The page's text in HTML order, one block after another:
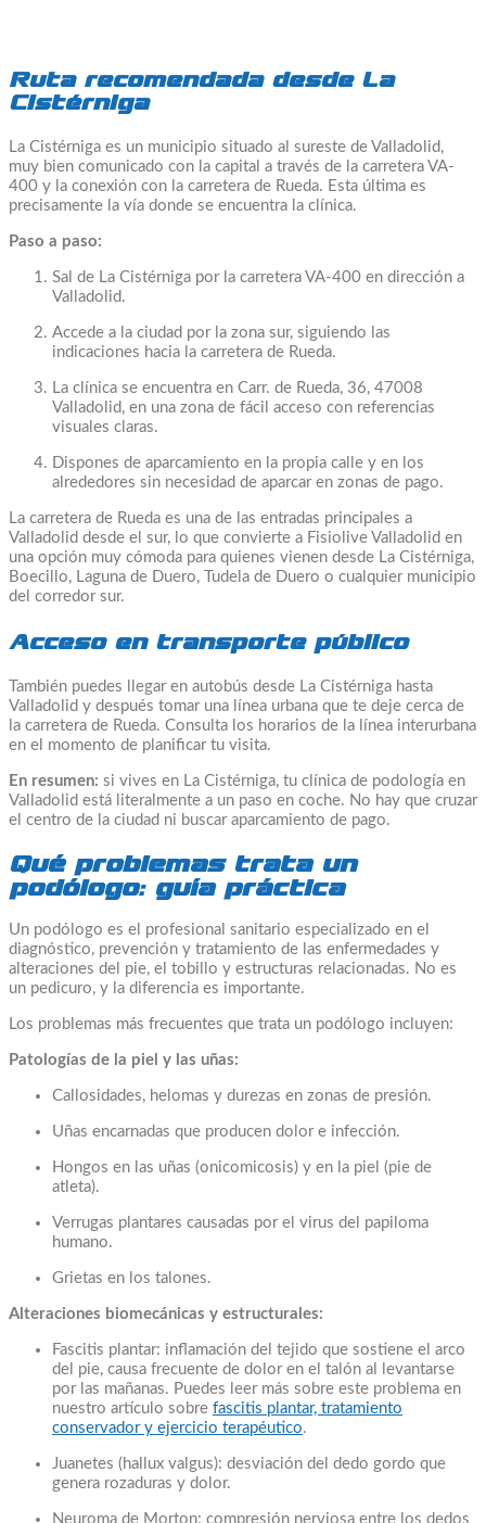
Ruta recomendada desde La
Cistérniga
La Cistérniga es un municipio situado al sureste de Valladolid,
muy bien comunicado con la capital a través de la carretera VA-
400 y la conexión con la carretera de Rueda. Esta última es
precisamente la vía donde se encuentra la clínica.
Paso a paso:
Sal de La Cistérniga por la carretera VA-400 en dirección a
Valladolid.
Accede a la ciudad por la zona sur, siguiendo las
indicaciones hacia la carretera de Rueda.
La clínica se encuentra en Carr. de Rueda, 36, 47008
Valladolid, en una zona de fácil acceso con referencias
visuales claras.
Dispones de aparcamiento en la propia calle y en los
alrededores sin necesidad de aparcar en zonas de pago.
La carretera de Rueda es una de las entradas principales a
Valladolid desde el sur, lo que convierte a Fisiolive Valladolid en
una opción muy cómoda para quienes vienen desde La Cistérniga,
Boecillo, Laguna de Duero, Tudela de Duero o cualquier municipio
del corredor sur.
Acceso en transporte público
También puedes llegar en autobús desde La Cistérniga hasta
Valladolid y después tomar una línea urbana que te deje cerca de
la carretera de Rueda. Consulta los horarios de la línea interurbana
en el momento de planificar tu visita.
En resumen: si vives en La Cistérniga, tu clínica de podología en
Valladolid está literalmente a un paso en coche. No hay que cruzar
el centro de la ciudad ni buscar aparcamiento de pago.
Qué problemas trata un
podólogo: guía práctica
Un podólogo es el profesional sanitario especializado en el
diagnóstico, prevención y tratamiento de las enfermedades y
alteraciones del pie, el tobillo y estructuras relacionadas. No es
un pedicuro, y la diferencia es importante.
Los problemas más frecuentes que trata un podólogo incluyen:
Patologías de la piel y las uñas:
Callosidades, helomas y durezas en zonas de presión.
Uñas encarnadas que producen dolor e infección.
Hongos en las uñas (onicomicosis) y en la piel (pie de
atleta).
Verrugas plantares causadas por el virus del papiloma
humano.
Grietas en los talones.
Alteraciones biomecánicas y estructurales:
Fascitis plantar: inflamación del tejido que sostiene el arco
del pie, causa frecuente de dolor en el talón al levantarse
por las mañanas. Puedes leer más sobre este problema en
nuestro artículo sobre fascitis plantar, tratamiento
conservador y ejercicio terapéutico.
Juanetes (hallux valgus): desviación del dedo gordo que
genera rozaduras y dolor.
Neuroma de Morton: compresión nerviosa entre los dedos